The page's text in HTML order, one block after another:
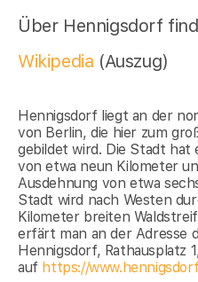
Über Hennigsdorf
Wikipedia (Auszug)
Hennigsdorf liegt an der
von Berlin, die hier zum
gebildet wird. Die Stadt hat
von etwa neun Kilometer
Ausdehnung von etwa
Stadt wird nach Westen
Kilometer breiten
erfärt man an der Adresse
Hennigsdorf, Rathausplatz
auf https://